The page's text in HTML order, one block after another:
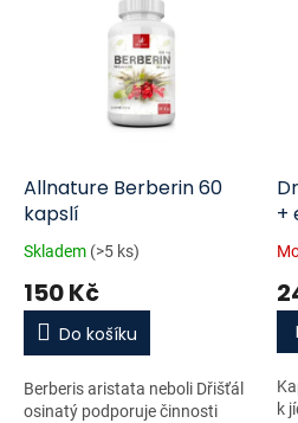
dAllnature Berberin 60
kapslí
Skladem (>5 ks)
150 Kč
Do košíku
Berberis aristata neboli Dřišťál
osinatý podporuje činnosti
+
k